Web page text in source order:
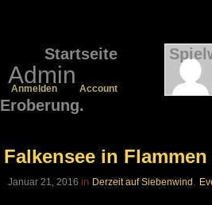
Startseite
Admin
Anmelden Account
Eroberung.
Falkensee in Flammen
Januar 21, 2016 in Derzeit auf Siebenwind ,